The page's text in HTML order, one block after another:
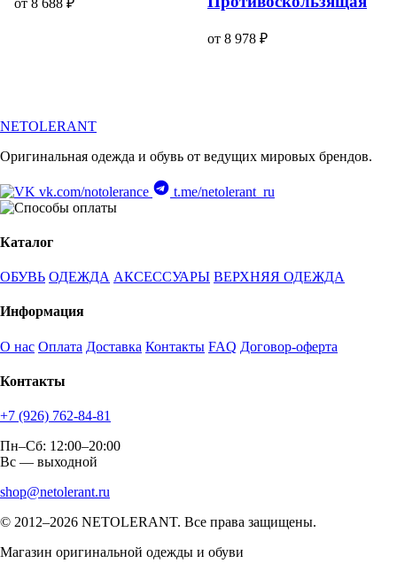
от 8 978 ₽
NETOLERANT
Оригинальная одежда и обувь от ведущих мировых брендов.
vk.com/notolerance t.me/netolerant_ru
Каталог
ОБУВЬ ОДЕЖДА АКСЕССУАРЫ ВЕРХНЯЯ ОДЕЖДА
Информация
О нас Оплата Доставка Контакты FAQ Договор-оферта
Контакты
+7 (926) 762-84-81
Пн–Сб: 12:00–20:00
Вс — выходной
shop@netolerant.ru
© 2012–2026 NETOLERANT. Все права защищены.
Магазин оригинальной одежды и обуви